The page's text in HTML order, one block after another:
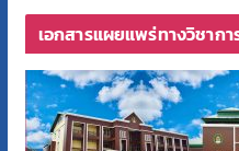
เอกสารแผยแพร่ทางวิชากา